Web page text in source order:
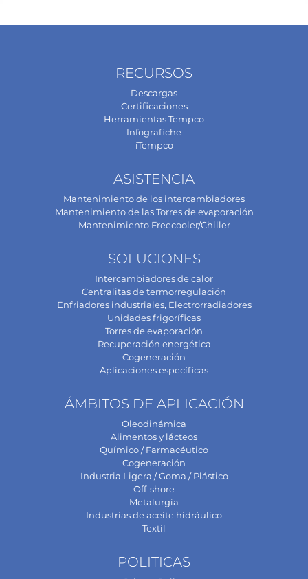
RECURSOS
Descargas
Certificaciones
Herramientas Tempco
Infografiche
iTempco
ASISTENCIA
Mantenimiento de los intercambiadores
Mantenimiento de las Torres de evaporación
Mantenimiento Freecooler/Chiller
SOLUCIONES
Intercambiadores de calor
Centralitas de termorregulación
Enfriadores industriales, Electrorradiadores
Unidades frigoríficas
Torres de evaporación
Recuperación energética
Cogeneración
Aplicaciones específicas
ÁMBITOS DE APLICACIÓN
Oleodinámica
Alimentos y lácteos
Químico / Farmacéutico
Cogeneración
Industria Ligera / Goma / Plástico
Off-shore
Metalurgia
Industrias de aceite hidráulico
Textil
POLITICAS